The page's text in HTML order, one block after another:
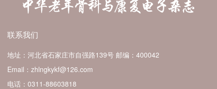
联系我们
地址：河北省石家庄市自强路139号 邮编：400042
Email：zhlngkykf@126.com
电话：0311-88603818